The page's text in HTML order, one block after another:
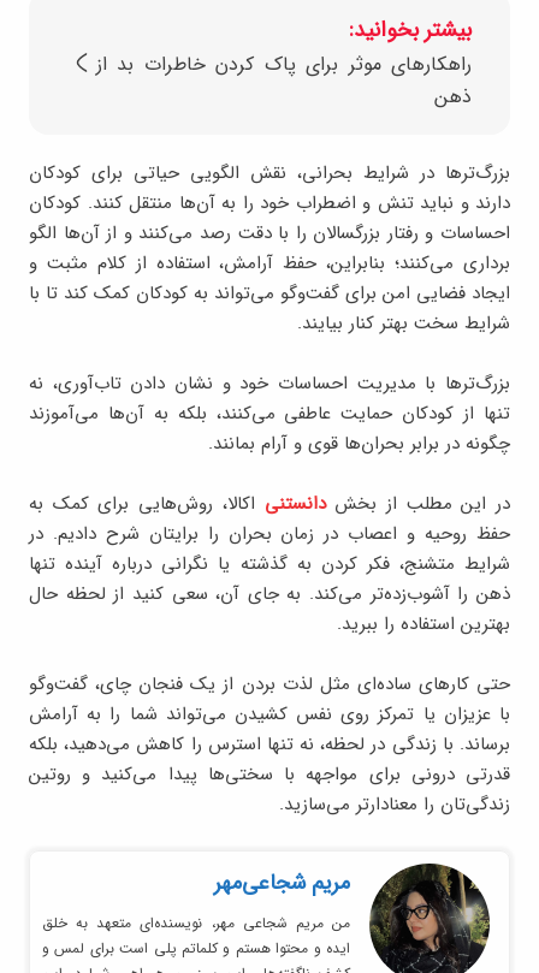
بیشتر بخوانید:
راهکارهای موثر برای پاک کردن خاطرات بد از
ذهن
بزرگ‌ترها در شرایط بحرانی، نقش الگویی حیاتی برای کودکان
دارند و نباید تنش و اضطراب خود را به آن‌ها منتقل کنند. کودکان
احساسات و رفتار بزرگسالان را با دقت رصد می‌کنند و از آن‌ها الگو
برداری می‌کنند؛ بنابراین، حفظ آرامش، استفاده از کلام مثبت و
ایجاد فضایی امن برای گفت‌وگو می‌تواند به کودکان کمک کند تا با
شرایط سخت بهتر کنار بیایند.
بزرگ‌ترها با مدیریت احساسات خود و نشان ‌دادن تاب‌آوری، نه
‌تنها از کودکان حمایت عاطفی می‌کنند، بلکه به آن‌ها می‌آموزند
چگونه در برابر بحران‌ها قوی و آرام بمانند.
در این مطلب از بخشدانستنی اکالا، روش‌هایی برای کمک به
حفظ روحیه و اعصاب در زمان بحران را برایتان شرح دادیم. در
شرایط متشنج، فکر کردن به گذشته یا نگرانی درباره آینده تنها
ذهن را آشوب‌زده‌تر می‌کند. به جای آن، سعی کنید از لحظه حال
بهترین استفاده را ببرید.
حتی کارهای ساده‌ای مثل لذت بردن از یک فنجان چای، گفت‌وگو
با عزیزان یا تمرکز روی نفس کشیدن می‌تواند شما را به آرامش
برساند. با زندگی در لحظه، نه ‌تنها استرس را کاهش می‌دهید، بلکه
قدرتی درونی برای مواجهه با سختی‌ها پیدا می‌کنید و روتین
زندگی‌تان را معنادارتر می‌سازید.
مریم شجاعی‌مهر
من مریم شجاعی مهر، نویسنده‌ای متعهد به خلق
ایده و محتوا هستم و کلماتم پلی است برای لمس و